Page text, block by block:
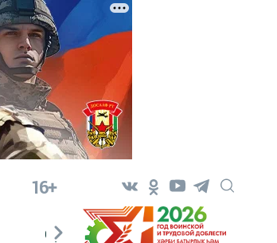
16+
Сүз тарихы Яшь хәбәрче